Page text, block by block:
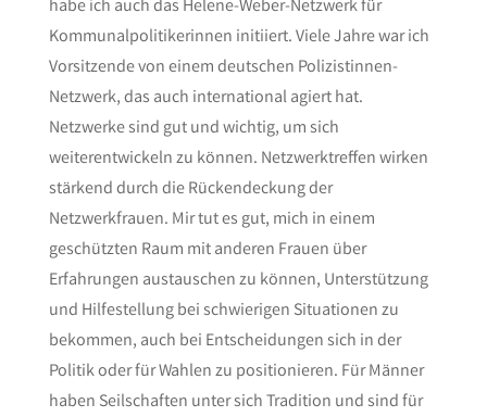
habe ich auch das Helene-Weber-Netzwerk für
Kommunalpolitikerinnen initiiert. Viele Jahre war ich
Vorsitzende von einem deutschen Polizistinnen-
Netzwerk, das auch international agiert hat.
Netzwerke sind gut und wichtig, um sich
weiterentwickeln zu können. Netzwerktreffen wirken
stärkend durch die Rückendeckung der
Netzwerkfrauen. Mir tut es gut, mich in einem
geschützten Raum mit anderen Frauen über
Erfahrungen austauschen zu können, Unterstützung
und Hilfestellung bei schwierigen Situationen zu
bekommen, auch bei Entscheidungen sich in der
Politik oder für Wahlen zu positionieren. Für Männer
haben Seilschaften unter sich Tradition und sind für